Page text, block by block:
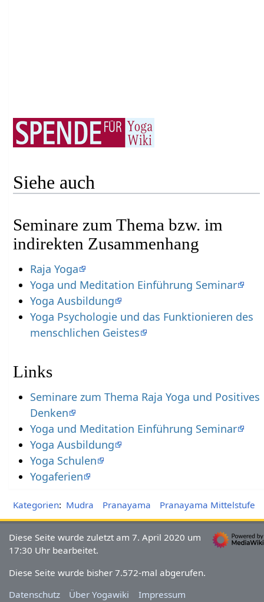
Siehe auch
Seminare zum Thema bzw. im
indirekten Zusammenhang
Raja Yoga
Yoga und Meditation Einführung Seminar
Yoga Ausbildung
Yoga Psychologie und das Funktionieren des
menschlichen Geistes
Links
Seminare zum Thema Raja Yoga und Positives
Denken
Yoga und Meditation Einführung Seminar
Yoga Ausbildung
Yoga Schulen
Yogaferien
Kategorien: Mudra Pranayama Pranayama Mittelstufe
Diese Seite wurde zuletzt am 7. April 2020 um
17:30 Uhr bearbeitet.
Diese Seite wurde bisher 7.572-mal abgerufen.
Datenschutz
Über Yogawiki Impressum